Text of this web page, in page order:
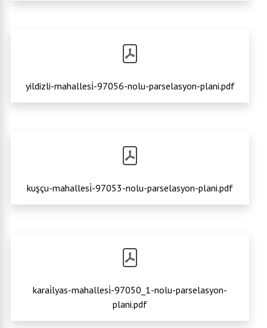
yildizli-mahallesi̇-97056-nolu-parselasyon-plani.pdf
kuşçu-mahallesi̇-97053-nolu-parselasyon-plani.pdf
karai̇lyas-mahallesi̇-97050_1-nolu-parselasyon-
plani.pdf